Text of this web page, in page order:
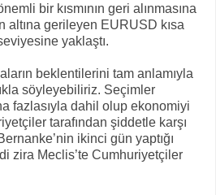
bir kısmının geri alınmasına
altına gerileyen EURUSD kısa
yaklaştı.
beklentilerini tam anlamıyla
söyleyebiliriz. Seçimler
fazlasıyla dahil olup ekonomiyi
tarafından şiddetle karşı
ikinci gün yaptığı
zira Meclis’te Cumhuriyetçiler